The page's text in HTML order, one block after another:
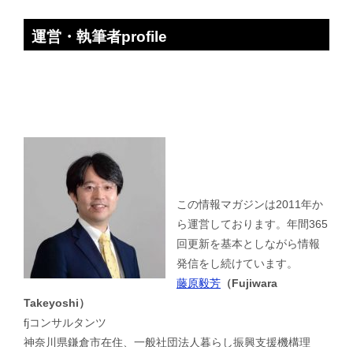
運営・執筆者profile
この情報マガジンは2011年か
ら運営しております。年間365
回更新を基本としながら情報
発信をし続けています。
藤原毅芳 （Fujiwara
Takeyoshi）
fjコンサルタンツ
神奈川県鎌倉市在住、一般社団法人暮らし振興支援機構理